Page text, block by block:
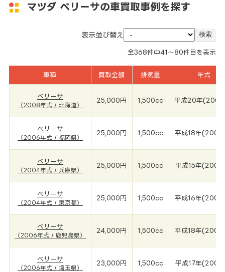
マツダ ベリーサの車買取事例を探す
表示並び替え
全368件中41～80件目を表示
車種 買取金額 排気量 年式
ベリーサ
（2008年式 / 北海道）
25,000円 1,500cc 平成20年(2008
ベリーサ
（2006年式 / 福岡県）
25,000円 1,500cc 平成18年(2006
ベリーサ
（2004年式 / 兵庫県）
25,000円 1,500cc 平成15年(2004
ベリーサ
（2004年式 / 東京都）
25,000円 1,500cc 平成16年(2004
ベリーサ
（2006年式 / 鹿児島県）
24,000円 1,500cc 平成18年(2006
ベリーサ
（2006年式 / 埼玉県）
23,000円 1,500cc 平成17年(2006